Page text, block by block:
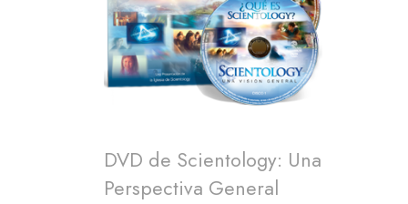
DVD de Scientology: Una
Perspectiva General